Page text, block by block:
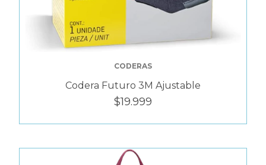
CODERAS
Codera Futuro 3M Ajustable
$19.999